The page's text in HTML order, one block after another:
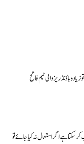
باؤنڈریز والی ٹیم فاتح
سکتا ہے اگر استعمال نہ کیا جائے تو